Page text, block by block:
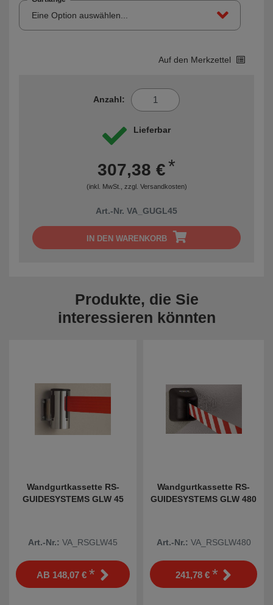
Eine Option auswählen...
Auf den Merkzettel
Anzahl:
Lieferbar
307,38 €*
(inkl. MwSt., zzgl. Versandkosten)
Art.-Nr. VA_GUGL45
IN DEN WARENKORB
Produkte, die Sie
interessieren könnten
Wandgurtkassette RS-
GUIDESYSTEMS GLW 45
Art.-Nr.: VA_RSGLW45
AB 148,07 € *
Wandgurtkassette RS-
GUIDESYSTEMS GLW 480
Art.-Nr.: VA_RSGLW480
241,78 € *